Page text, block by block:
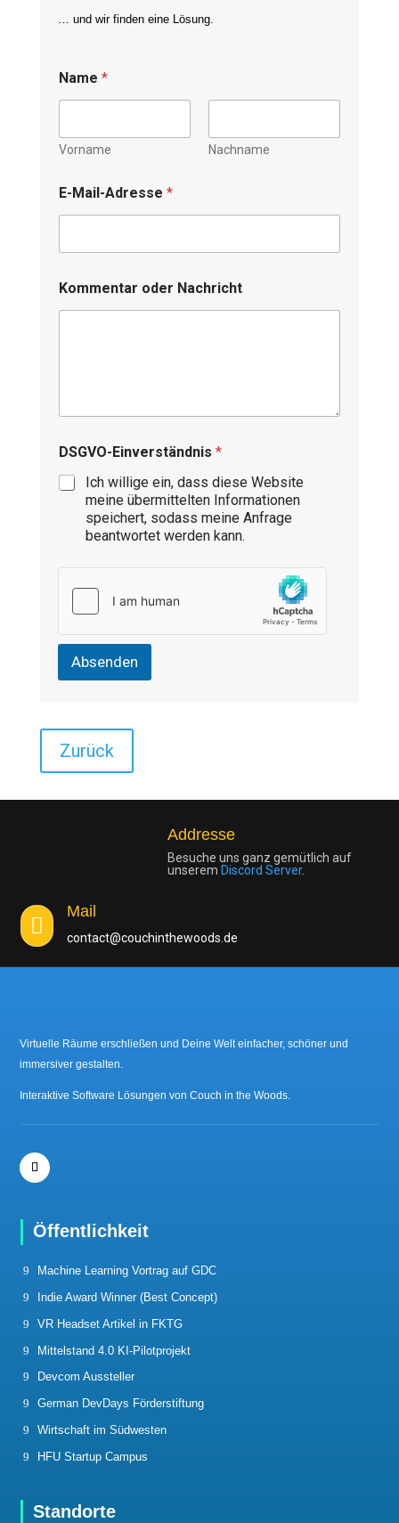
… und wir finden eine Lösung.
Name *
Vorname Nachname
E-Mail-Adresse *
Kommentar oder Nachricht
d
e
r
t
o
e
n
t
a
DSGVO-Einverständnis *
Ich willige ein, dass diese Website
meine übermittelten Informationen
speichert, sodass meine Anfrage
beantwortet werden kann.
Absenden
Zurück
Addresse
Besuche uns ganz gemütlich auf
unserem Discord Server.

Mail
contact@couchinthewoods.de
Virtuelle Räume erschließen und Deine Welt einfacher, schöner und
immersiver gestalten.
Interaktive Software Lösungen von Couch in the Woods.
Öffentlichkeit
Machine Learning Vortrag auf GDC
Indie Award Winner (Best Concept)
VR Headset Artikel in FKTG
Mittelstand 4.0 KI-Pilotprojekt
Devcom Aussteller
German DevDays Förderstiftung
Wirtschaft im Südwesten
HFU Startup Campus
Standorte